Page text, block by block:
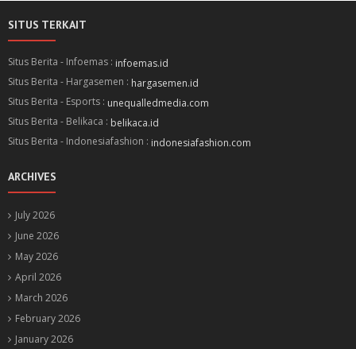
SITUS TERKAIT
Situs Berita - Infoemas : infoemas.id
Situs Berita - Hargasemen : hargasemen.id
Situs Berita - Esports : unequalledmedia.com
Situs Berita - Belikaca : belikaca.id
Situs Berita - Indonesiafashion : indonesiafashion.com
ARCHIVES
July 2026
June 2026
May 2026
April 2026
March 2026
February 2026
January 2026